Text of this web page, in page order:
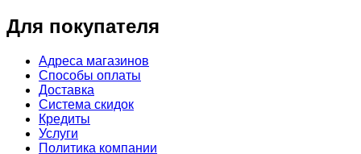
Для покупателя
Адреса магазинов
Способы оплаты
Доставка
Система скидок
Кредиты
Услуги
Политика компании